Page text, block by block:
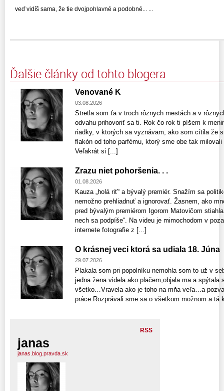
veď vidíš sama, že tie dvojpohlavné a podobné... ...
Ďalšie články od tohto blogera
Venované K
03.08.2026
Stretla som ťa v troch rôznych mestách a v
odvahu prihovoriť sa ti. Rok čo rok ti píšem k
riadky, v ktorých sa vyznávam, ako som cítila že
flakón od toho parfému, ktorý sme obe tak
Veľakrát si [...]
Zrazu niet pohoršenia. . .
01.08.2026
Kauza „holá riť“ a bývalý premiér. Snažím sa
nemožno prehliadnuť a ignorovať. Žasnem, ako
pred bývalým premiérom Igorom Matovičom
nech sa podpíše“. Na videu je mimochodom v
internete fotografie z [...]
O krásnej veci ktorá sa udiala 18. Júna
29.07.2026
Plakala som pri popolníku nemohla som to už v
jedna žena videla ako plačem,objala ma a spýtala
všetko…Vravela ako je toho na mňa veľa…a
práce.Rozprávali sme sa o všetkom možnom a tá
RSS
janas
janas.blog.pravda.sk